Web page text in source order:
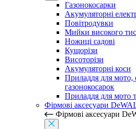
Газонокосарки
Акумуляторні
Повітродувки
Мийки високого
Ножиці садові
Кущорізи
Висоторізи
Акумуляторні коси
Приладдя для мото,
газонокосарок
Приладдя для мото
Фірмові аксесуари
Фірмові аксесуари